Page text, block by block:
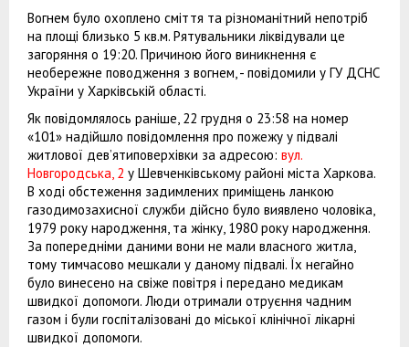
Вогнем було охоплено сміття та різноманітний непотріб
на площі близько 5 кв.м. Рятувальники ліквідували це
загоряння о 19:20. Причиною його виникнення є
необережне поводження з вогнем, - повідомили у ГУ ДСНС
України у Харківській області.
Як повідомлялось раніше, 22 грудня о 23:58 на номер
«101» надійшло повідомлення про пожежу у підвалі
житлової дев’ятиповерхівки за адресою: вул.
Новгородська, 2 у Шевченківському районі міста Харкова.
В ході обстеження задимлених приміщень ланкою
газодимозахисної служби дійсно було виявлено чоловіка,
1979 року народження, та жінку, 1980 року народження.
За попередніми даними вони не мали власного житла,
тому тимчасово мешкали у даному підвалі. Їх негайно
було винесено на свіже повітря і передано медикам
швидкої допомоги. Люди отримали отруєння чадним
газом і були госпіталізовані до міської клінічної лікарні
швидкої допомоги.